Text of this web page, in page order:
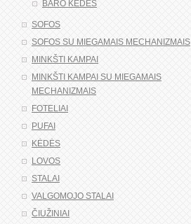
BARO KĖDĖS
SOFOS
SOFOS SU MIEGAMAIS MECHANIZMAIS
MINKŠTI KAMPAI
MINKŠTI KAMPAI SU MIEGAMAIS
MECHANIZMAIS
FOTELIAI
PUFAI
KĖDĖS
LOVOS
STALAI
VALGOMOJO STALAI
ČIUŽINIAI